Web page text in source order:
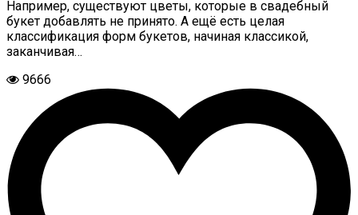
Например, существуют цветы, которые в свадебный
букет добавлять не принято. А ещё есть целая
классификация форм букетов, начиная классикой,
заканчивая…
9666